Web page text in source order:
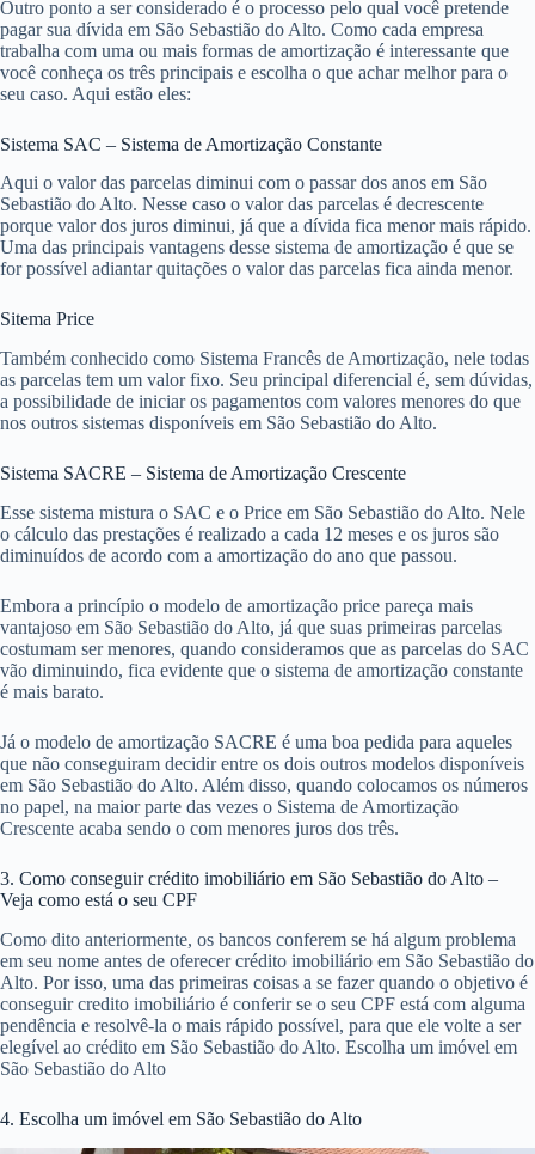
Outro ponto a ser considerado é o processo pelo qual você pretende
pagar sua dívida em São Sebastião do Alto. Como cada empresa
trabalha com uma ou mais formas de amortização é interessante que
você conheça os três principais e escolha o que achar melhor para o
seu caso. Aqui estão eles:
Sistema SAC – Sistema de Amortização Constante
Aqui o valor das parcelas diminui com o passar dos anos em São
Sebastião do Alto. Nesse caso o valor das parcelas é decrescente
porque valor dos juros diminui, já que a dívida fica menor mais rápido.
Uma das principais vantagens desse sistema de amortização é que se
for possível adiantar quitações o valor das parcelas fica ainda menor.
Sitema Price
Também conhecido como Sistema Francês de Amortização, nele todas
as parcelas tem um valor fixo. Seu principal diferencial é, sem dúvidas,
a possibilidade de iniciar os pagamentos com valores menores do que
nos outros sistemas disponíveis em São Sebastião do Alto.
Sistema SACRE – Sistema de Amortização Crescente
Esse sistema mistura o SAC e o Price em São Sebastião do Alto. Nele
o cálculo das prestações é realizado a cada 12 meses e os juros são
diminuídos de acordo com a amortização do ano que passou.
Embora a princípio o modelo de amortização price pareça mais
vantajoso em São Sebastião do Alto, já que suas primeiras parcelas
costumam ser menores, quando consideramos que as parcelas do SAC
vão diminuindo, fica evidente que o sistema de amortização constante
é mais barato.
Já o modelo de amortização SACRE é uma boa pedida para aqueles
que não conseguiram decidir entre os dois outros modelos disponíveis
em São Sebastião do Alto. Além disso, quando colocamos os números
no papel, na maior parte das vezes o Sistema de Amortização
Crescente acaba sendo o com menores juros dos três.
3. Como conseguir crédito imobiliário em São Sebastião do Alto –
Veja como está o seu CPF
Como dito anteriormente, os bancos conferem se há algum problema
em seu nome antes de oferecer crédito imobiliário em São Sebastião do
Alto. Por isso, uma das primeiras coisas a se fazer quando o objetivo é
conseguir credito imobiliário é conferir se o seu CPF está com alguma
pendência e resolvê-la o mais rápido possível, para que ele volte a ser
elegível ao crédito em São Sebastião do Alto. Escolha um imóvel em
São Sebastião do Alto
4. Escolha um imóvel em São Sebastião do Alto